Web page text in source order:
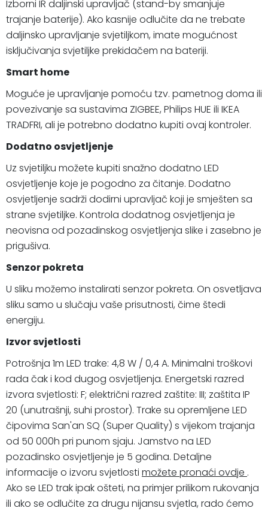
Izborni IR daljinski upravljač (stand-by smanjuje
trajanje baterije). Ako kasnije odlučite da ne trebate
daljinsko upravljanje svjetiljkom, imate mogućnost
isključivanja svjetiljke prekidačem na bateriji.
Smart home
Moguće je upravljanje pomoću tzv. pametnog doma ili
povezivanje sa sustavima ZIGBEE, Philips HUE ili IKEA
TRADFRI, ali je potrebno dodatno kupiti ovaj kontroler.
Dodatno osvjetljenje
Uz svjetiljku možete kupiti snažno dodatno LED
osvjetljenje koje je pogodno za čitanje. Dodatno
osvjetljenje sadrži dodirni upravljač koji je smješten sa
strane svjetiljke. Kontrola dodatnog osvjetljenja je
neovisna od pozadinskog osvjetljenja slike i zasebno je
prigušiva.
Senzor pokreta
U sliku možemo instalirati senzor pokreta. On osvetljava
sliku samo u slučaju vaše prisutnosti, čime štedi
energiju.
Izvor svjetlosti
Potrošnja 1m LED trake: 4,8 W / 0,4 A. Minimalni troškovi
rada čak i kod dugog osvjetljenja. Energetski razred
izvora svjetlosti: F; električni razred zaštite: III; zaštita IP
20 (unutrašnji, suhi prostor). Trake su opremljene LED
čipovima San'an SQ (Super Quality) s vijekom trajanja
od 50 000h pri punom sjaju. Jamstvo na LED
pozadinsko osvjetljenje je 5 godina. Detaljne
informacije o izvoru svjetlosti možete pronaći ovdje .
Ako se LED trak ipak ošteti, na primjer prilikom rukovanja
ili ako se odlučite za drugu nijansu svjetla, rado ćemo